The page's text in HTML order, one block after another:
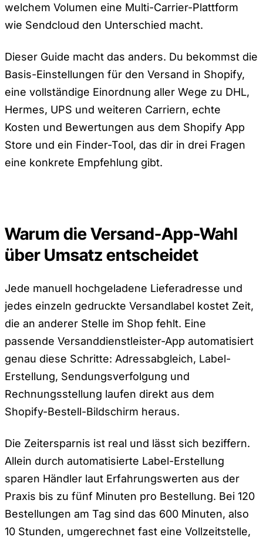
welchem Volumen eine Multi-Carrier-Plattform
wie Sendcloud den Unterschied macht.
Dieser Guide macht das anders. Du bekommst die
Basis-Einstellungen für den Versand in Shopify,
eine vollständige Einordnung aller Wege zu DHL,
Hermes, UPS und weiteren Carriern, echte
Kosten und Bewertungen aus dem Shopify App
Store und ein Finder-Tool, das dir in drei Fragen
eine konkrete Empfehlung gibt.
Warum die Versand-App-Wahl
über Umsatz entscheidet
Jede manuell hochgeladene Lieferadresse und
jedes einzeln gedruckte Versandlabel kostet Zeit,
die an anderer Stelle im Shop fehlt. Eine
passende Versanddienstleister-App automatisiert
genau diese Schritte: Adressabgleich, Label-
Erstellung, Sendungsverfolgung und
Rechnungsstellung laufen direkt aus dem
Shopify-Bestell-Bildschirm heraus.
Die Zeitersparnis ist real und lässt sich beziffern.
Allein durch automatisierte Label-Erstellung
sparen Händler laut Erfahrungswerten aus der
Praxis bis zu fünf Minuten pro Bestellung. Bei 120
Bestellungen am Tag sind das 600 Minuten, also
10 Stunden, umgerechnet fast eine Vollzeitstelle,